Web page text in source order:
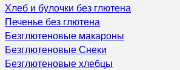
Хлеб и булочки без глютена
Печенье без глютена
Безглютеновые макароны
Безглютеновые Снеки
Безглютеновые хлебцы